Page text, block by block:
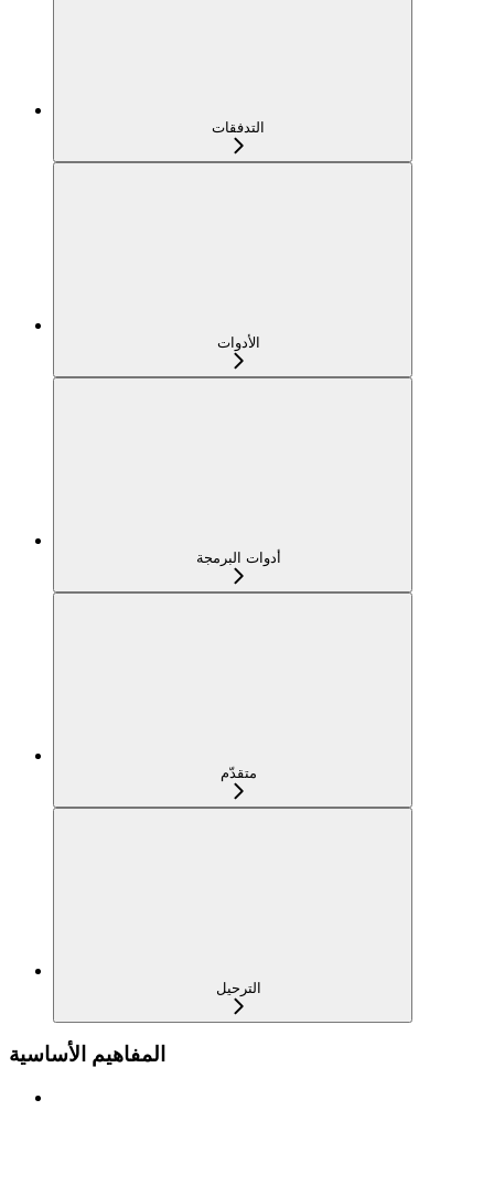
التدفقات
الأدوات
أدوات البرمجة
متقدّم
الترحيل
المفاهيم الأساسية